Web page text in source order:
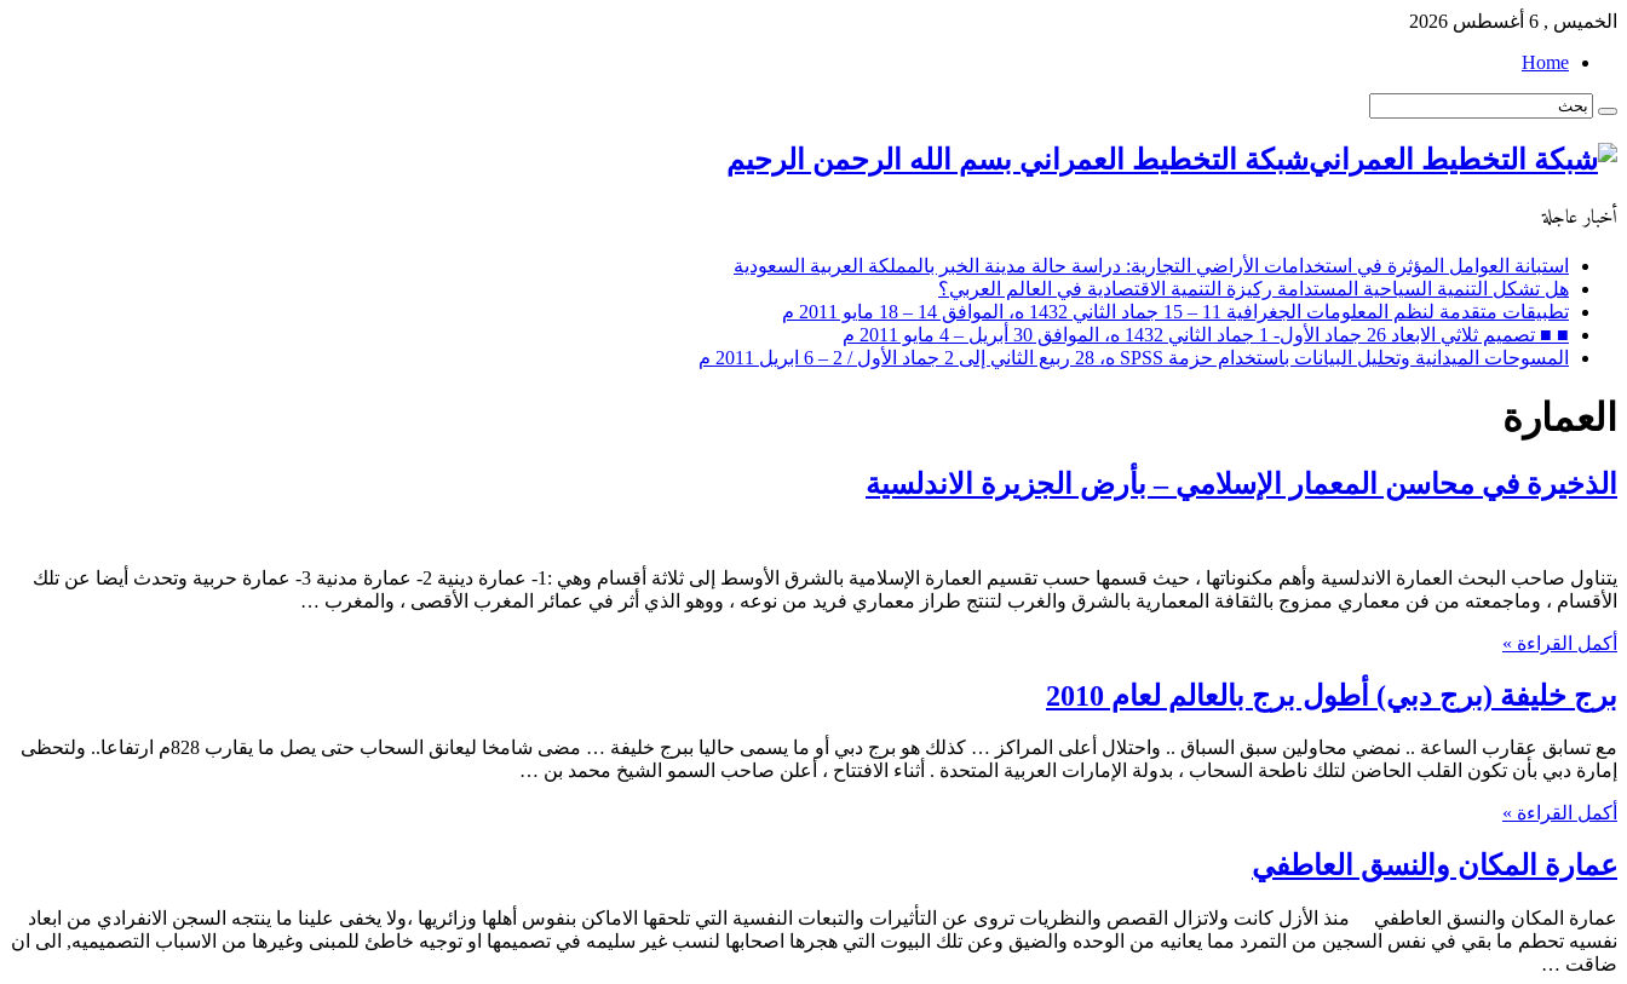
الخميس , 6 أغسطس 2026
Home
شبكة التخطيط العمراني بسم الله الرحمن الرحيم
أخبار عاجلة
استبانة العوامل المؤثرة في استخدامات الأراضي التجارية: دراسة حالة مدينة الخبر بالمملكة العربية السعودية
هل تشكل التنمية السياحية المستدامة ركيزة التنمية الاقتصادية في العالم العربي؟
تطبيقات متقدمة لنظم المعلومات الجغرافية 11 – 15 جماد الثاني 1432 ه، الموافق 14 – 18 مايو 2011 م
■ ■ تصميم ثلاثي الابعاد 26 جماد الأول- 1 جماد الثاني 1432 ه، الموافق 30 أبريل – 4 مايو 2011 م
المسوحات الميدانية وتحليل البيانات باستخدام حزمة SPSS ه، 28 ربيع الثاني إلى 2 جماد الأول / 2 – 6 ابريل 2011 م
العمارة
الذخيرة في محاسن المعمار الإسلامي – بأرض الجزيرة الاندلسية
يتناول صاحب البحث العمارة الاندلسية وأهم مكنوناتها ، حيث قسمها حسب تقسيم العمارة الإسلامية بالشرق الأوسط إلى ثلاثة أقسام وهي :1- عمارة دينية 2- عمارة مدنية 3- عمارة حربية وتحدث أيضا عن تلك
الأقسام ، وماجمعته من فن معماري ممزوج بالثقافة المعمارية بالشرق والغرب لتنتج طراز معماري فريد من نوعه ، ووهو الذي أثر في عمائر المغرب الأقصى ، والمغرب …
أكمل القراءة »
برج خليفة (برج دبي) أطول برج بالعالم لعام 2010
مع تسابق عقارب الساعة .. نمضي محاولين سبق السباق .. واحتلال أعلى المراكز … كذلك هو برج دبي أو ما يسمى حاليا ببرج خليفة … مضى شامخا ليعانق السحاب حتى يصل ما يقارب 828م ارتفاعا.. ولتحظى
إمارة دبي بأن تكون القلب الحاضن لتلك ناطحة السحاب ، بدولة الإمارات العربية المتحدة . أثناء الافتتاح ، أعلن صاحب السمو الشيخ محمد بن …
أكمل القراءة »
عمارة المكان والنسق العاطفي
عمارة المكان والنسق العاطفي منذ الأزل كانت ولاتزال القصص والنظريات تروى عن التأثيرات والتبعات النفسية التي تلحقها الاماكن بنفوس أهلها وزائريها ،ولا يخفى علينا ما ينتجه السجن الانفرادي من ابعاد
نفسيه تحطم ما بقي في نفس السجين من التمرد مما يعانيه من الوحده والضيق وعن تلك البيوت التي هجرها اصحابها لنسب غير سليمه في تصميمها او توجيه خاطئ للمبنى وغيرها من الاسباب التصميميه, الى ان
ضاقت …